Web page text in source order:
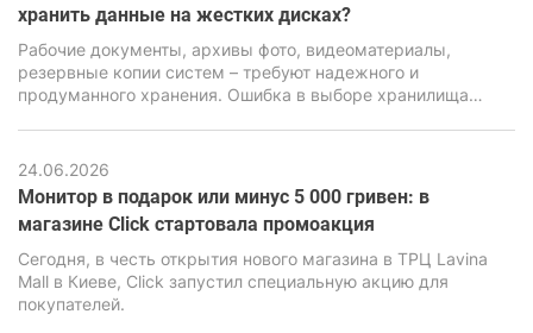
хранить данные на жестких дисках?
Рабочие документы, архивы фото, видеоматериалы,
резервные копии систем – требуют надежного и
продуманного хранения. Ошибка в выборе хранилища
поэтому вопрос выбора между облачными сервисами и
локальными накопителями стоит особенно остро.
24.06.2026
Монитор в подарок или минус 5 000 гривен: в
магазине Click стартовала промоакция
Сегодня, в честь открытия нового магазина в ТРЦ Lavina
Mall в Киеве, Click запустил специальную акцию для
покупателей.